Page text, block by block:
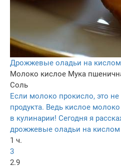
Дрожжевые оладьи на
Молоко кислое Мука
Соль
Если молоко прокисло, это
продукта. Ведь кислое
в кулинарии! Сегодня я
дрожжевые оладьи на
1 ч.
3
2.9